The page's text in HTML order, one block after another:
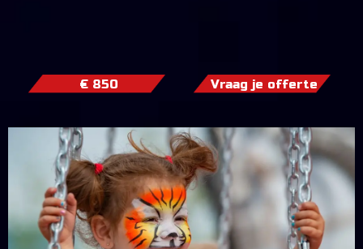
€ 850 Vraag je offerte